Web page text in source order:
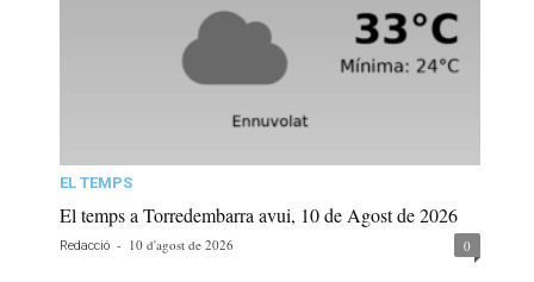
EL TEMPS
El temps a Torredembarra avui, 10 de Agost de 2026
Redacció - 10 d'agost de 2026 0